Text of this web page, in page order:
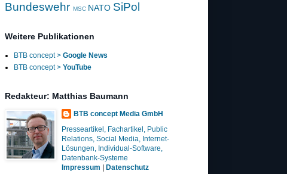
Bundeswehr MSC NATO SiPol
Weitere Publikationen
BTB concept > Google News
BTB concept > YouTube
Redakteur: Matthias Baumann
BTB concept Media GmbH
Presseartikel, Fachartikel, Public
Relations, Social Media, Internet-
Lösungen, Individual-Software,
Datenbank-Systeme
Impressum
Datenschutz